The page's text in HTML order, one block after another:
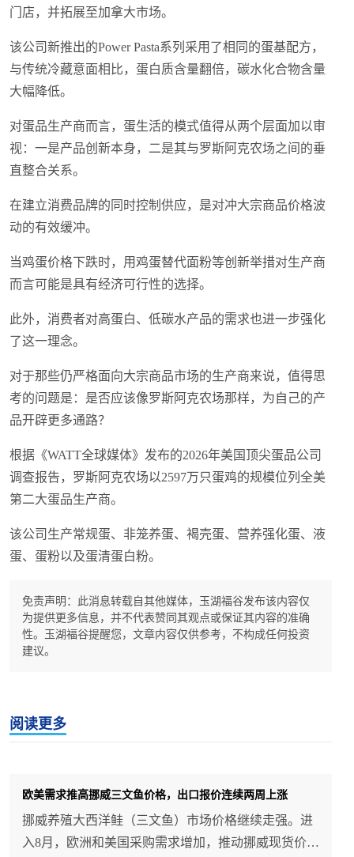
门店，并拓展至加拿大市场。
该公司新推出的Power Pasta系列采用了相同的蛋基配方，
与传统冷藏意面相比，蛋白质含量翻倍，碳水化合物含量
大幅降低。
对蛋品生产商而言，蛋生活的模式值得从两个层面加以审
视：一是产品创新本身，二是其与罗斯阿克农场之间的垂
直整合关系。
在建立消费品牌的同时控制供应，是对冲大宗商品价格波
动的有效缓冲。
当鸡蛋价格下跌时，用鸡蛋替代面粉等创新举措对生产商
而言可能是具有经济可行性的选择。
此外，消费者对高蛋白、低碳水产品的需求也进一步强化
了这一理念。
对于那些仍严格面向大宗商品市场的生产商来说，值得思
考的问题是：是否应该像罗斯阿克农场那样，为自己的产
品开辟更多通路？
根据《WATT全球媒体》发布的2026年美国顶尖蛋品公司
调查报告，罗斯阿克农场以2597万只蛋鸡的规模位列全美
第二大蛋品生产商。
该公司生产常规蛋、非笼养蛋、褐壳蛋、营养强化蛋、液
蛋、蛋粉以及蛋清蛋白粉。
免责声明：此消息转载自其他媒体，玉湖福谷发布该内容仅
为提供更多信息，并不代表赞同其观点或保证其内容的准确
性。玉湖福谷提醒您，文章内容仅供参考，不构成任何投资
建议。
阅读更多
欧美需求推高挪威三文鱼价格，出口报价连续两周上涨
挪威养殖大西洋鲑（三文鱼）市场价格继续走强。进
入8月，欧洲和美国采购需求增加，推动挪威现货价格